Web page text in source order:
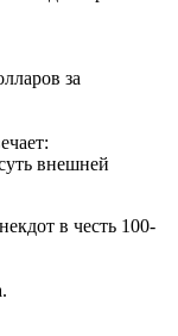
за
внешней
в честь 100-